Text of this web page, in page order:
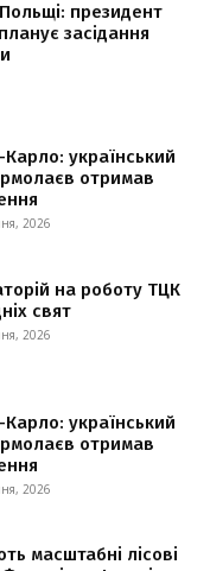
президент
засідання
український
отримав
2026
на роботу ТЦК
свят
2026
український
отримав
2026
масштабні лісові